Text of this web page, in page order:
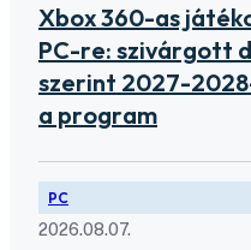
Xbox 360-as
PC-re: szivárgott
szerint 2027-
a program
PC
2026.08.07.